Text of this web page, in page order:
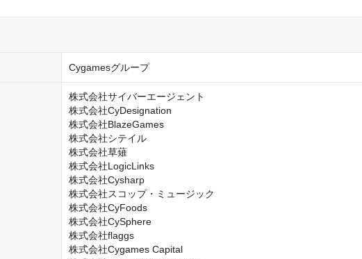
Cygamesグループ
株式会社サイバーエージェント
株式会社CyDesignation
株式会社BlazeGames
株式会社シテイル
株式会社草薙
株式会社LogicLinks
株式会社Cysharp
株式会社スコップ・ミュージック
株式会社CyFoods
株式会社CySphere
株式会社flaggs
株式会社Cygames Capital